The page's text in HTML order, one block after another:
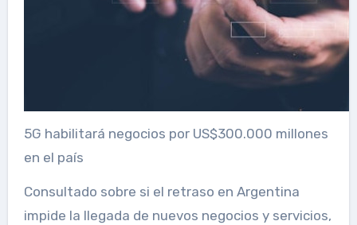
5G habilitará negocios por US$300.000 millones
en el país
Consultado sobre si el retraso en Argentina
impide la llegada de nuevos negocios y servicios,